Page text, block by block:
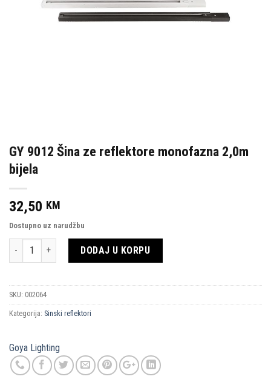
GY 9012 Šina ze reflektore monofazna 2,0m
bijela
32,50 KM
Dostupno uz narudžbu
Količina DODAJ U KORPU
SKU: 002064
Kategorija: Sinski reflektori
Goya Lighting